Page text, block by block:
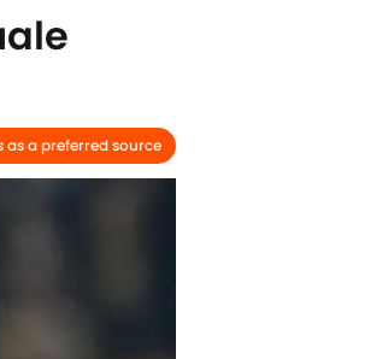
as a preferred source